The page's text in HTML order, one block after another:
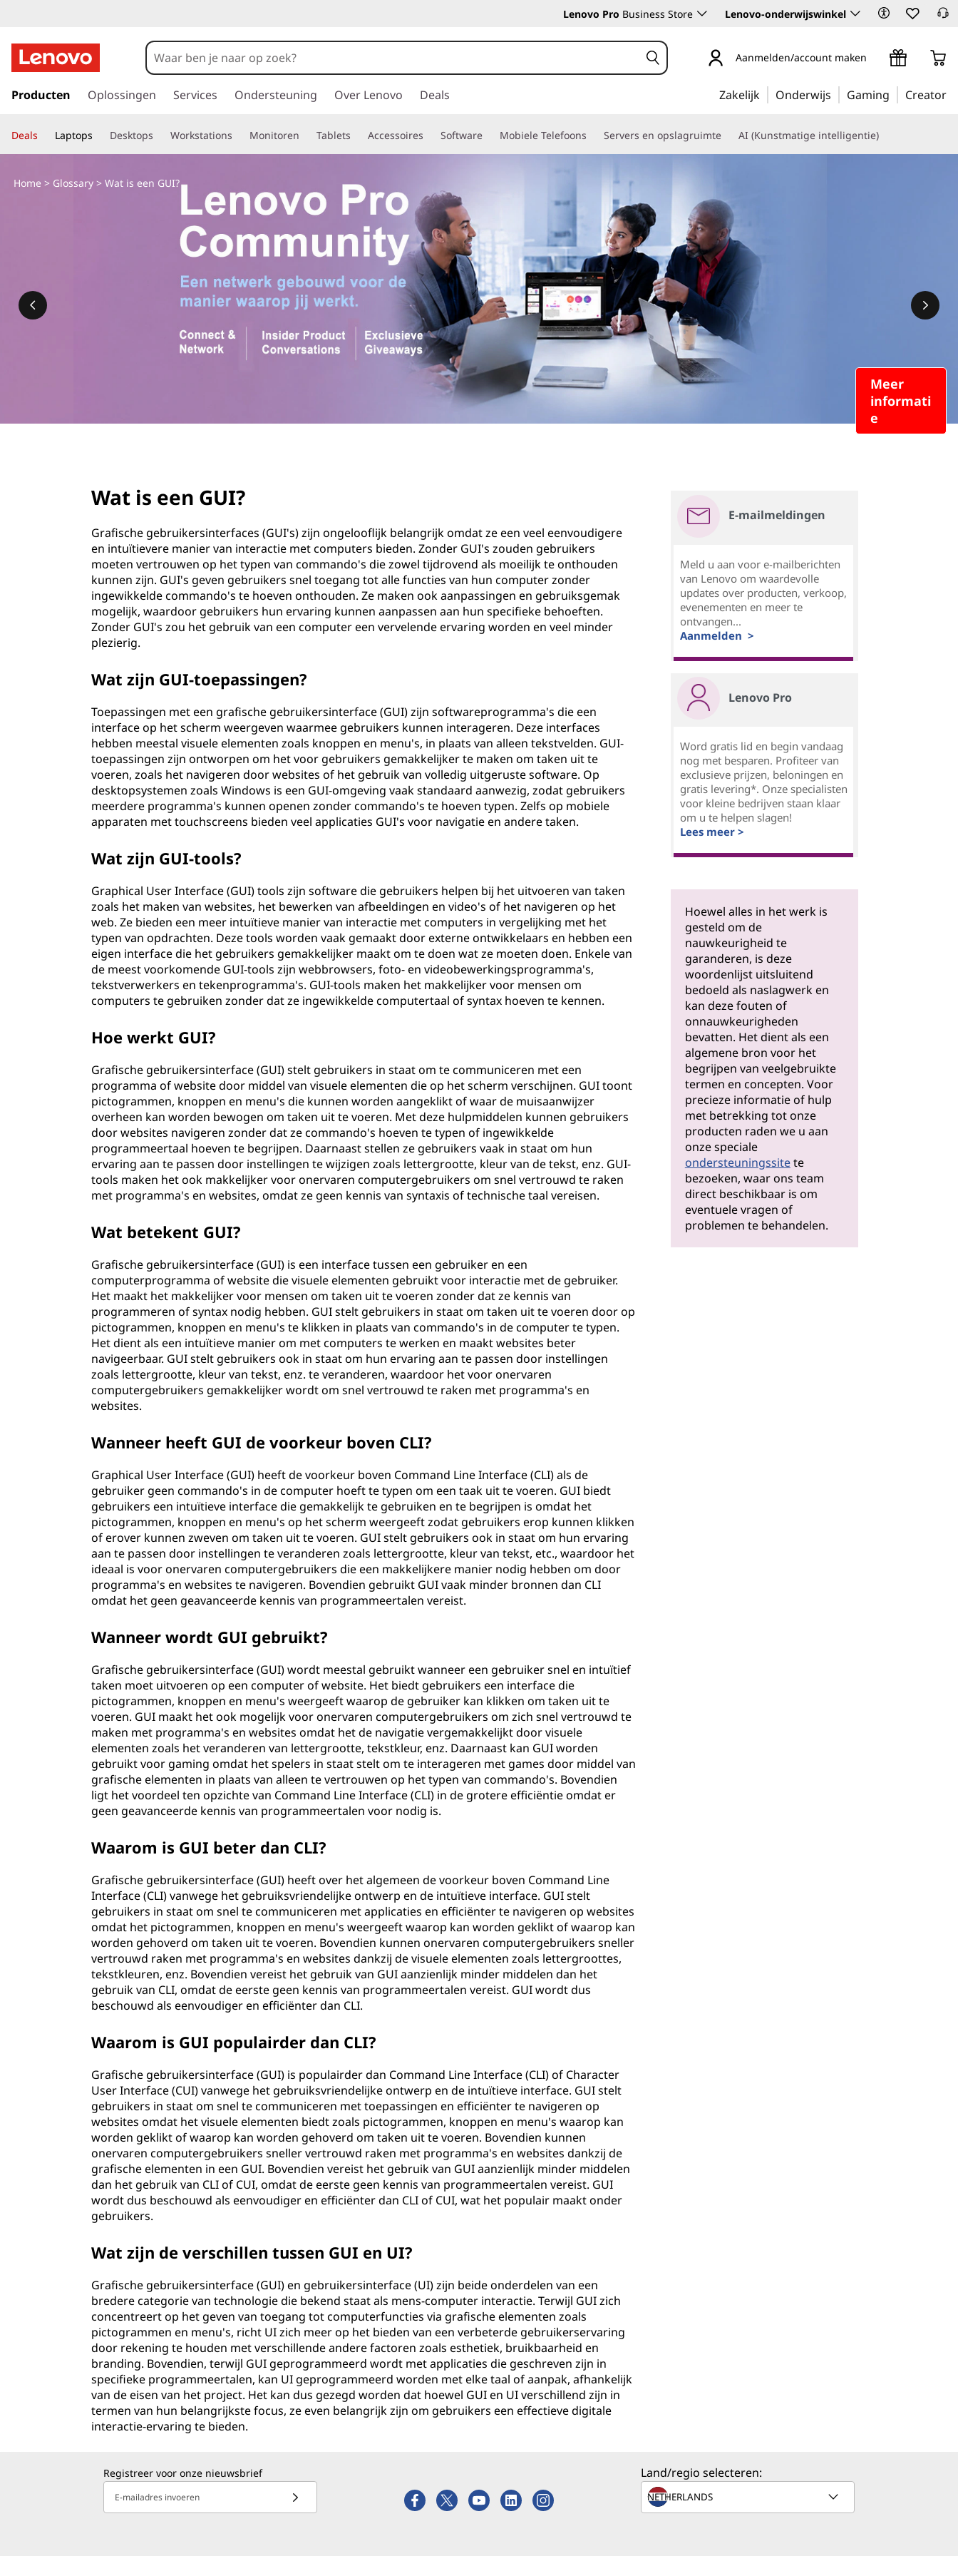
Lenovo Pro Business Store Lenovo-onderwijswinkel
a
a
r
e
Aanmelden/account maken
Producten Oplossingen Services Ondersteuning Over Lenovo Deals Zakelijk Onderwijs Gaming Creator
Deals Laptops Desktops Workstations Monitoren Tablets Accessoires Software Mobiele Telefoons Servers en opslagruimte AI (Kunstmatige intelligentie)
Meer
informati
e
Home > Glossary> Wat is een GUI?
Wat is een GUI?
Grafische gebruikersinterfaces (GUI's) zijn ongelooflijk belangrijk omdat ze een veel eenvoudigere
en intuïtievere manier van interactie met computers bieden. Zonder GUI's zouden gebruikers
moeten vertrouwen op het typen van commando's die zowel tijdrovend als moeilijk te onthouden
kunnen zijn. GUI's geven gebruikers snel toegang tot alle functies van hun computer zonder
ingewikkelde commando's te hoeven onthouden. Ze maken ook aanpassingen en gebruiksgemak
mogelijk, waardoor gebruikers hun ervaring kunnen aanpassen aan hun specifieke behoeften.
Zonder GUI's zou het gebruik van een computer een vervelende ervaring worden en veel minder
plezierig.
Wat zijn GUI-toepassingen?
Toepassingen met een grafische gebruikersinterface (GUI) zijn softwareprogramma's die een
interface op het scherm weergeven waarmee gebruikers kunnen interageren. Deze interfaces
hebben meestal visuele elementen zoals knoppen en menu's, in plaats van alleen tekstvelden. GUI-
toepassingen zijn ontworpen om het voor gebruikers gemakkelijker te maken om taken uit te
voeren, zoals het navigeren door websites of het gebruik van volledig uitgeruste software. Op
desktopsystemen zoals Windows is een GUI-omgeving vaak standaard aanwezig, zodat gebruikers
meerdere programma's kunnen openen zonder commando's te hoeven typen. Zelfs op mobiele
apparaten met touchscreens bieden veel applicaties GUI's voor navigatie en andere taken.
Wat zijn GUI-tools?
Graphical User Interface (GUI) tools zijn software die gebruikers helpen bij het uitvoeren van taken
zoals het maken van websites, het bewerken van afbeeldingen en video's of het navigeren op het
web. Ze bieden een meer intuïtieve manier van interactie met computers in vergelijking met het
typen van opdrachten. Deze tools worden vaak gemaakt door externe ontwikkelaars en hebben een
eigen interface die het gebruikers gemakkelijker maakt om te doen wat ze moeten doen. Enkele van
de meest voorkomende GUI-tools zijn webbrowsers, foto- en videobewerkingsprogramma's,
tekstverwerkers en tekenprogramma's. GUI-tools maken het makkelijker voor mensen om
computers te gebruiken zonder dat ze ingewikkelde computertaal of syntax hoeven te kennen.
Hoe werkt GUI?
Grafische gebruikersinterface (GUI) stelt gebruikers in staat om te communiceren met een
programma of website door middel van visuele elementen die op het scherm verschijnen. GUI toont
pictogrammen, knoppen en menu's die kunnen worden aangeklikt of waar de muisaanwijzer
overheen kan worden bewogen om taken uit te voeren. Met deze hulpmiddelen kunnen gebruikers
door websites navigeren zonder dat ze commando's hoeven te typen of ingewikkelde
programmeertaal hoeven te begrijpen. Daarnaast stellen ze gebruikers vaak in staat om hun
ervaring aan te passen door instellingen te wijzigen zoals lettergrootte, kleur van de tekst, enz. GUI-
tools maken het ook makkelijker voor onervaren computergebruikers om snel vertrouwd te raken
met programma's en websites, omdat ze geen kennis van syntaxis of technische taal vereisen.
Wat betekent GUI?
Grafische gebruikersinterface (GUI) is een interface tussen een gebruiker en een
computerprogramma of website die visuele elementen gebruikt voor interactie met de gebruiker.
Het maakt het makkelijker voor mensen om taken uit te voeren zonder dat ze kennis van
programmeren of syntax nodig hebben. GUI stelt gebruikers in staat om taken uit te voeren door op
pictogrammen, knoppen en menu's te klikken in plaats van commando's in de computer te typen.
Het dient als een intuïtieve manier om met computers te werken en maakt websites beter
navigeerbaar. GUI stelt gebruikers ook in staat om hun ervaring aan te passen door instellingen
zoals lettergrootte, kleur van tekst, enz. te veranderen, waardoor het voor onervaren
computergebruikers gemakkelijker wordt om snel vertrouwd te raken met programma's en
websites.
Wanneer heeft GUI de voorkeur boven CLI?
Graphical User Interface (GUI) heeft de voorkeur boven Command Line Interface (CLI) als de
gebruiker geen commando's in de computer hoeft te typen om een taak uit te voeren. GUI biedt
gebruikers een intuïtieve interface die gemakkelijk te gebruiken en te begrijpen is omdat het
pictogrammen, knoppen en menu's op het scherm weergeeft zodat gebruikers erop kunnen klikken
of erover kunnen zweven om taken uit te voeren. GUI stelt gebruikers ook in staat om hun ervaring
aan te passen door instellingen te veranderen zoals lettergrootte, kleur van tekst, etc., waardoor het
ideaal is voor onervaren computergebruikers die een makkelijkere manier nodig hebben om door
programma's en websites te navigeren. Bovendien gebruikt GUI vaak minder bronnen dan CLI
omdat het geen geavanceerde kennis van programmeertalen vereist.
Wanneer wordt GUI gebruikt?
Grafische gebruikersinterface (GUI) wordt meestal gebruikt wanneer een gebruiker snel en intuïtief
taken moet uitvoeren op een computer of website. Het biedt gebruikers een interface die
pictogrammen, knoppen en menu's weergeeft waarop de gebruiker kan klikken om taken uit te
voeren. GUI maakt het ook mogelijk voor onervaren computergebruikers om zich snel vertrouwd te
maken met programma's en websites omdat het de navigatie vergemakkelijkt door visuele
elementen zoals het veranderen van lettergrootte, tekstkleur, enz. Daarnaast kan GUI worden
gebruikt voor gaming omdat het spelers in staat stelt om te interageren met games door middel van
grafische elementen in plaats van alleen te vertrouwen op het typen van commando's. Bovendien
ligt het voordeel ten opzichte van Command Line Interface (CLI) in de grotere efficiëntie omdat er
geen geavanceerde kennis van programmeertalen voor nodig is.
Waarom is GUI beter dan CLI?
Grafische gebruikersinterface (GUI) heeft over het algemeen de voorkeur boven Command Line
Interface (CLI) vanwege het gebruiksvriendelijke ontwerp en de intuïtieve interface. GUI stelt
gebruikers in staat om snel te communiceren met applicaties en efficiënter te navigeren op websites
omdat het pictogrammen, knoppen en menu's weergeeft waarop kan worden geklikt of waarop kan
worden gehoverd om taken uit te voeren. Bovendien kunnen onervaren computergebruikers sneller
vertrouwd raken met programma's en websites dankzij de visuele elementen zoals lettergroottes,
tekstkleuren, enz. Bovendien vereist het gebruik van GUI aanzienlijk minder middelen dan het
gebruik van CLI, omdat de eerste geen kennis van programmeertalen vereist. GUI wordt dus
beschouwd als eenvoudiger en efficiënter dan CLI.
Waarom is GUI populairder dan CLI?
Grafische gebruikersinterface (GUI) is populairder dan Command Line Interface (CLI) of Character
User Interface (CUI) vanwege het gebruiksvriendelijke ontwerp en de intuïtieve interface. GUI stelt
gebruikers in staat om snel te communiceren met toepassingen en efficiënter te navigeren op
websites omdat het visuele elementen biedt zoals pictogrammen, knoppen en menu's waarop kan
worden geklikt of waarop kan worden gehoverd om taken uit te voeren. Bovendien kunnen
onervaren computergebruikers sneller vertrouwd raken met programma's en websites dankzij de
grafische elementen in een GUI. Bovendien vereist het gebruik van GUI aanzienlijk minder middelen
dan het gebruik van CLI of CUI, omdat de eerste geen kennis van programmeertalen vereist. GUI
wordt dus beschouwd als eenvoudiger en efficiënter dan CLI of CUI, wat het populair maakt onder
gebruikers.
Wat zijn de verschillen tussen GUI en UI?
Grafische gebruikersinterface (GUI) en gebruikersinterface (UI) zijn beide onderdelen van een
bredere categorie van technologie die bekend staat als mens-computer interactie. Terwijl GUI zich
concentreert op het geven van toegang tot computerfuncties via grafische elementen zoals
pictogrammen en menu's, richt UI zich meer op het bieden van een verbeterde gebruikerservaring
door rekening te houden met verschillende andere factoren zoals esthetiek, bruikbaarheid en
branding. Bovendien, terwijl GUI geprogrammeerd wordt met applicaties die geschreven zijn in
specifieke programmeertalen, kan UI geprogrammeerd worden met elke taal of aanpak, afhankelijk
van de eisen van het project. Het kan dus gezegd worden dat hoewel GUI en UI verschillend zijn in
termen van hun belangrijkste focus, ze even belangrijk zijn om gebruikers een effectieve digitale
interactie-ervaring te bieden.
E-mailmeldingen
Meld u aan voor e-mailberichten
van Lenovo om waardevolle
updates over producten, verkoop,
evenementen en meer te
ontvangen...
Aanmelden >
Lenovo Pro
Word gratis lid en begin vandaag
nog met besparen. Profiteer van
exclusieve prijzen, beloningen en
gratis levering*. Onze specialisten
voor kleine bedrijven staan klaar
om u te helpen slagen!
Lees meer >
Hoewel alles in het werk is
gesteld om de
nauwkeurigheid te
garanderen, is deze
woordenlijst uitsluitend
bedoeld als naslagwerk en
kan deze fouten of
onnauwkeurigheden
bevatten. Het dient als een
algemene bron voor het
begrijpen van veelgebruikte
termen en concepten. Voor
precieze informatie of hulp
met betrekking tot onze
producten raden we u aan
onze speciale
ondersteuningssitete
bezoeken, waar ons team
direct beschikbaar is om
eventuele vragen of
problemen te behandelen.
Registreer voor onze nieuwsbrief
E-mailadres invoeren
Land/regio selecteren: